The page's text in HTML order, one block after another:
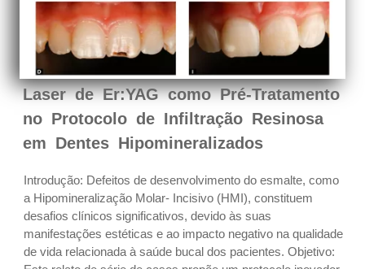
Laser de Er:YAG como Pré-Tratamento
no Protocolo de Infiltração Resinosa
em Dentes Hipomineralizados
Introdução: Defeitos de desenvolvimento do esmalte, como
a Hipomineralização Molar- Incisivo (HMI), constituem
desafios clínicos significativos, devido às suas
manifestações estéticas e ao impacto negativo na qualidade
de vida relacionada à saúde bucal dos pacientes. Objetivo: